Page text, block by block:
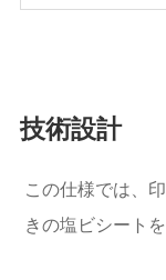
技術設計
この仕様では、
きの塩ビシート